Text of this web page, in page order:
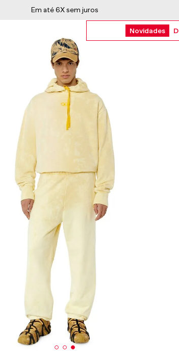
5% OFF no Pix à vista ou parcelado em 4x
Novidades